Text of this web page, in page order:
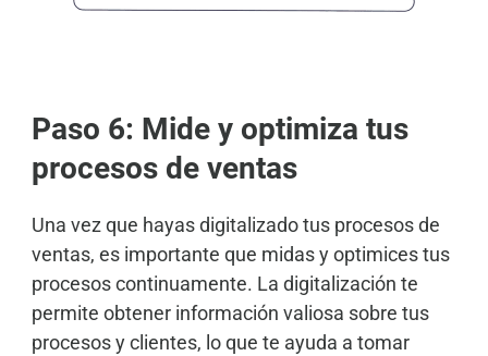
Paso 6: Mide y optimiza tus
procesos de ventas
Una vez que hayas digitalizado tus procesos de
ventas, es importante que midas y optimices tus
procesos continuamente. La digitalización te
permite obtener información valiosa sobre tus
procesos y clientes, lo que te ayuda a tomar